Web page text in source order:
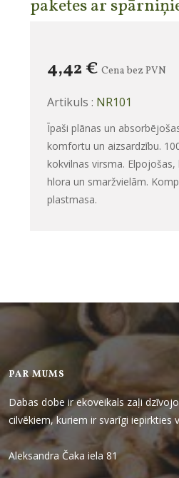
paketes ar
4,42 € Cena bez PVN
Artikuls : NR101
Īpaši plānas un
komfortu un aizsardzību.
kokvilnas virsma.
hlora un smaržvielām.
plastmasa.
PAR MUMS
Dabas dobe ir ekoveikals zaļi
cilvēkiem, kuriem ir svarīgi iepirkties
Aleksandra Čaka iela 81